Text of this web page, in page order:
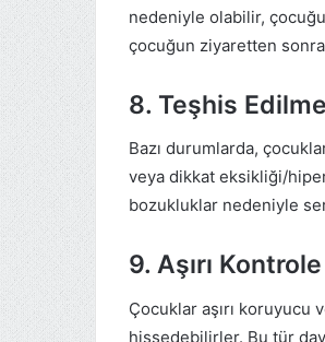
nedeniyle olabilir,
çocuğun ziyaretten
8. Teşhis
Bazı durumlarda,
veya dikkat eksikliği/
bozukluklar nedeniyle
9. Aşırı
Çocuklar aşırı
hissedebilirler. Bu tür